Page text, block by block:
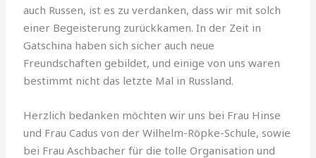
auch Russen, ist es zu verdanken, dass wir mit solch
einer Be­geisterung zurück­kamen. In der Zeit in
Gatschina haben sich sicher auch neue
Freundschaften ge­bildet, und einige von uns waren
bestimmt nicht das letzte Mal in Russland.
Herzlich bedanken möchten wir uns bei Frau Hinse
und Frau Cadus von der Wil­helm-Röpke-Schule, sowie
bei Frau Asch­bacher für die tolle Organisation und